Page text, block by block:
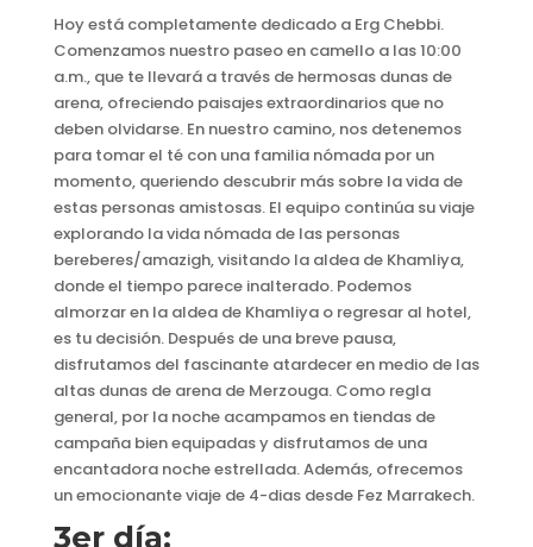
Hoy está completamente dedicado a Erg Chebbi.
Comenzamos nuestro paseo en camello a las 10:00
a.m., que te llevará a través de hermosas dunas de
arena, ofreciendo paisajes extraordinarios que no
deben olvidarse. En nuestro camino, nos detenemos
para tomar el té con una familia nómada por un
momento, queriendo descubrir más sobre la vida de
estas personas amistosas. El equipo continúa su viaje
explorando la vida nómada de las personas
bereberes/amazigh, visitando la aldea de Khamliya,
donde el tiempo parece inalterado. Podemos
almorzar en la aldea de Khamliya o regresar al hotel,
es tu decisión. Después de una breve pausa,
disfrutamos del fascinante atardecer en medio de las
altas dunas de arena de Merzouga. Como regla
general, por la noche acampamos en tiendas de
campaña bien equipadas y disfrutamos de una
encantadora noche estrellada. Además, ofrecemos
un emocionante viaje de 4-dias desde Fez Marrakech.
3er día: